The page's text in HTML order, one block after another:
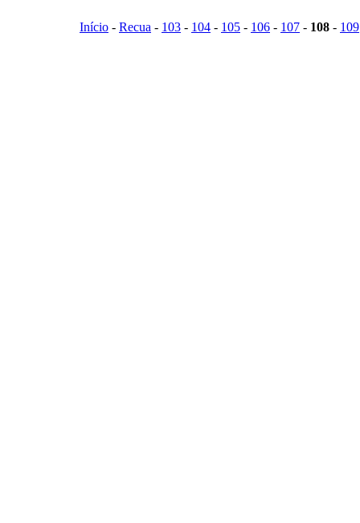
Início - Recua - 103 - 104 - 105 - 106 - 107 - 108 - 109